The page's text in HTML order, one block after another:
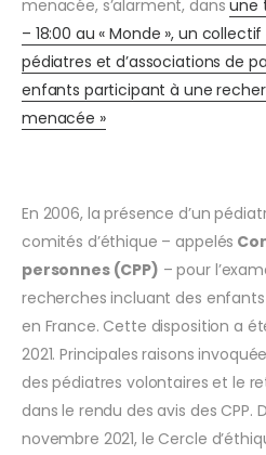
menacée, s’alarment, dansune
– 18:00 au « Monde », un
pédiatres et d’associations de
enfants participant à une
menacée »
En 2006, la présence d’un
comités d’éthique – appelés
personnes (CPP) – pour
recherches incluant des
en France. Cette disposition a
2021. Principales raisons
des pédiatres volontaires et le
dans le rendu des avis des
novembre 2021, le Cercle